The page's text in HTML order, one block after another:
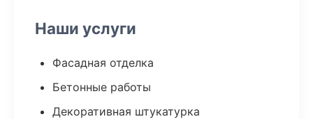
Наши услуги
Фасадная отделка
Бетонные работы
Декоративная штукатурка